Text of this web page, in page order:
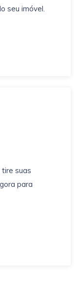
seu imóvel.
tire suas
para